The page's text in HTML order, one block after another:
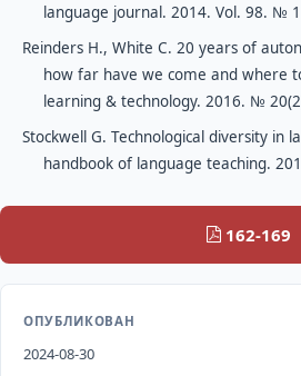
language journal. 2014. Vol. 98. №
Reinders H., White C. 20 years of
how far have we come and where
learning & technology. 2016. №
Stockwell G. Technological diversity in
handbook of language teaching.
162-169
ОПУБЛИКОВАН
2024-08-30